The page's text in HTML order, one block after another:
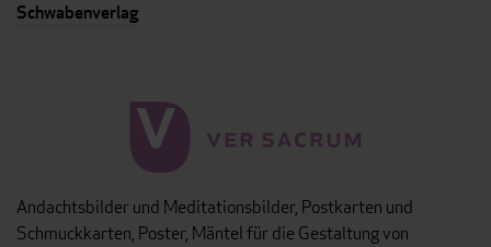
Schwabenverlag
Andachtsbilder und Meditationsbilder, Postkarten und
Schmuckkarten, Poster, Mäntel für die Gestaltung von